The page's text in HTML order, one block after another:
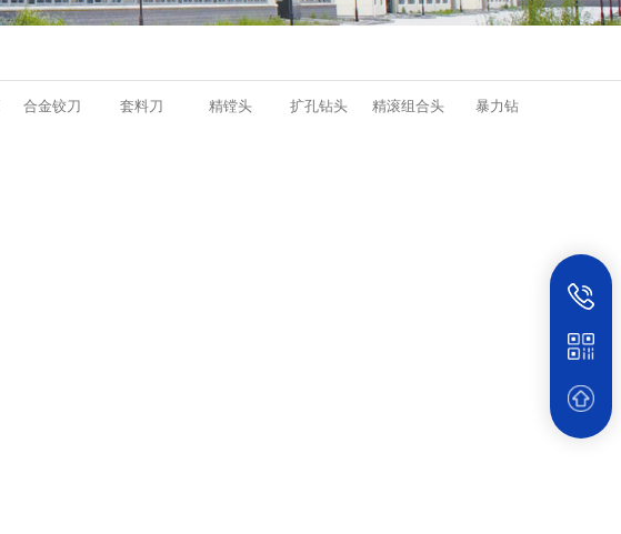
合金铰刀 套料刀 精镗头 扩孔钻头 精滚组合头 暴力钻